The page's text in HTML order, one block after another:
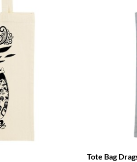
Tote Bag